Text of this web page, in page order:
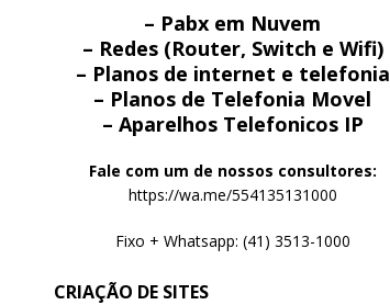
– Pabx em Nuvem
– Redes (Router, Switch e Wifi)
– Planos de internet e telefonia
– Planos de Telefonia Movel
– Aparelhos Telefonicos IP
Fale com um de nossos consultores:
https://wa.me/554135131000
Fixo + Whatsapp: (41) 3513-1000
CRIAÇÃO DE SITES